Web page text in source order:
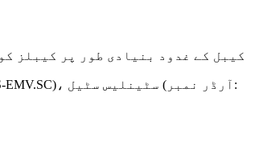
کیبل کے غدود بنیادی طور پر کیبلز